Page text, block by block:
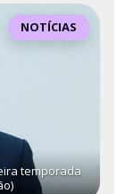
NOTÍCIAS
temporada